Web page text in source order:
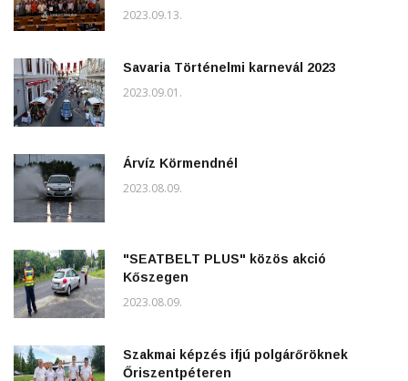
2023.09.13.
Savaria Történelmi karnevál 2023
2023.09.01.
Árvíz Körmendnél
2023.08.09.
"SEATBELT PLUS" közös akció
Kőszegen
2023.08.09.
Szakmai képzés ifjú polgárőröknek
Őriszentpéteren